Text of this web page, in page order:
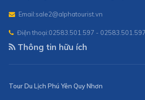
Email:sale2@alphatourist.vn
Điện thoại:02583.501.597 - 02583.501.597
Thông tin hữu ích
Tour Du Lịch Phú Yên Quy Nhơn